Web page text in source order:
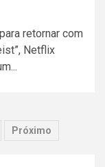
retornar com
Netflix
Próximo